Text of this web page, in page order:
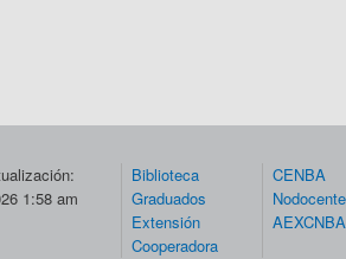
1:58 am
Biblioteca
Graduados
Extensión
Cooperadora
CENBA
AEXCNBA